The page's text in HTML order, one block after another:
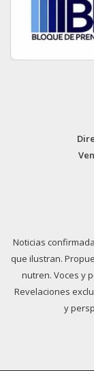
Noticias
que ilustran.
nutren. Voces y
Revelaciones
y